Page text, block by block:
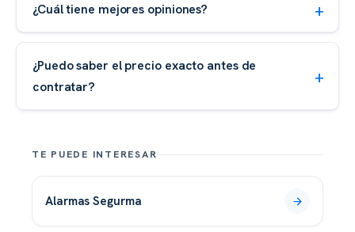
¿Cuál tiene mejores opiniones?
¿Puedo saber el precio exacto antes de
contratar?
TE PUEDE INTERESAR
alarmas Segurma